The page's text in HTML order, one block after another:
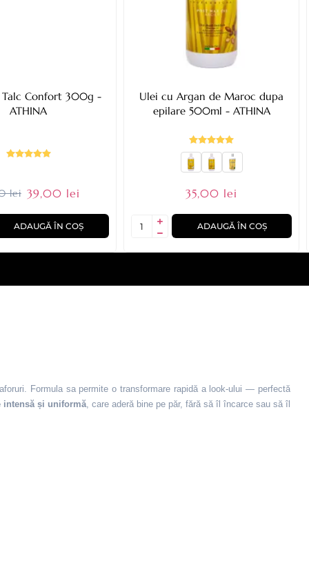
Talc Confort 300g -
ATHINA
lei 39,00 lei
ADAUGĂ ÎN COȘ
Ulei cu Argan de Maroc dupa
epilare 500ml - ATHINA
35,00 lei
ADAUGĂ ÎN COȘ
Formula sa permite o transformare rapidă a look‑ului — perfectă
intensă și uniformă, care aderă bine pe păr, fără să îl încarce sau să îl